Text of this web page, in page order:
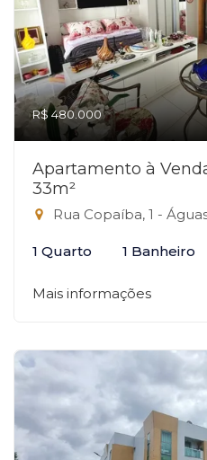
R$ 480.000
Apartamento à
33m²
Rua Copaíba, 1 - Águas
1 Quarto 1 Banheiro
Mais informações